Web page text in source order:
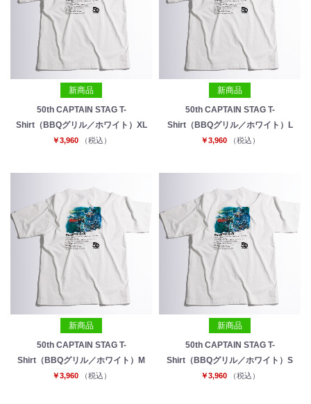
新商品
50th CAPTAIN STAG T-
Shirt（BBQグリル／ホワイト）XL
￥3,960 （税込）
新商品
50th CAPTAIN STAG T-
Shirt（BBQグリル／ホワイト）L
￥3,960 （税込）
新商品
50th CAPTAIN STAG T-
Shirt（BBQグリル／ホワイト）M
￥3,960 （税込）
新商品
50th CAPTAIN STAG T-
Shirt（BBQグリル／ホワイト）S
￥3,960 （税込）